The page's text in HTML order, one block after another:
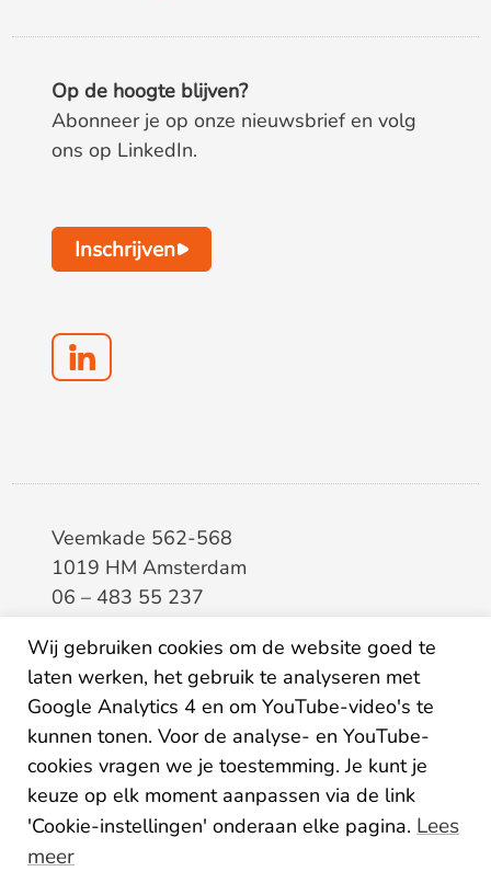
Op de hoogte blijven?
Abonneer je op onze nieuwsbrief en volg
ons op LinkedIn.
Inschrijven
Veemkade 562-568
1019 HM Amsterdam
06 – 483 55 237
BTW8133.20.343.B.01
KvK34207150
IBANNL26ABNA0507435125
Wij gebruiken cookies om de website goed te
laten werken, het gebruik te analyseren met
Google Analytics 4 en om YouTube-video's te
kunnen tonen. Voor de analyse- en YouTube-
cookies vragen we je toestemming. Je kunt je
keuze op elk moment aanpassen via de link
'Cookie-instellingen' onderaan elke pagina. Lees
meer